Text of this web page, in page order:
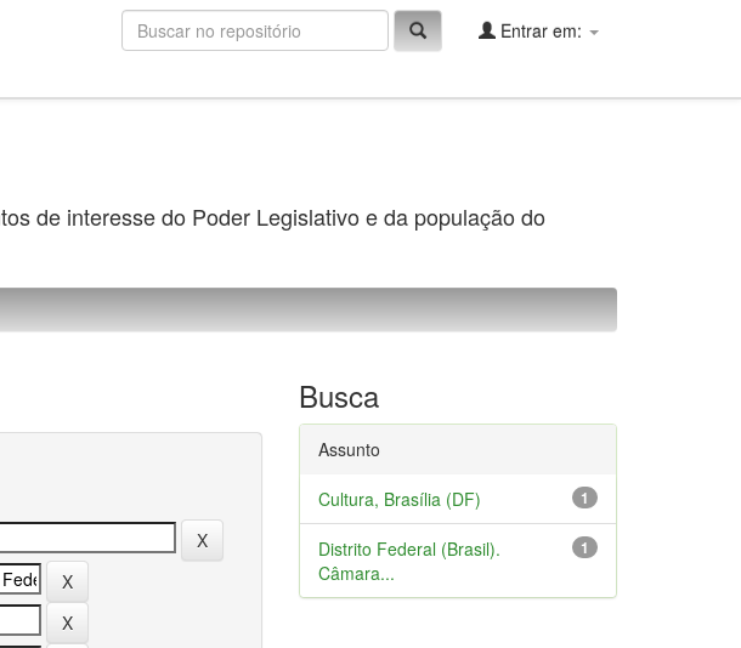
Entrar em:
de interesse do Poder Legislativo e da população do
Busca
Assunto
1
Cultura, Brasília (DF)
1
Distrito Federal (Brasil).
Câmara...